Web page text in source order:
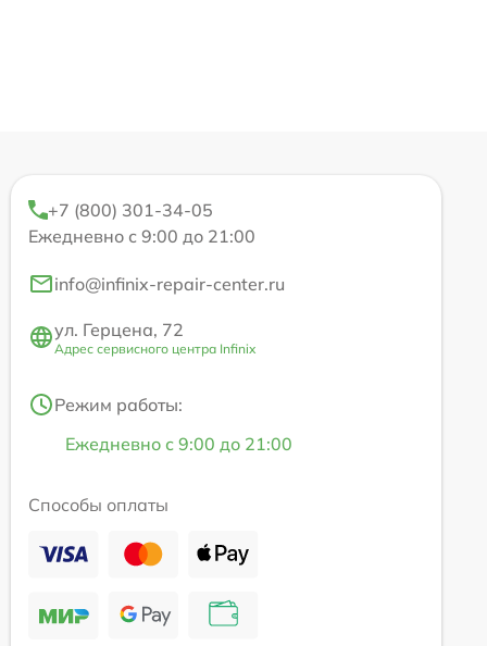
+7 (800) 301-34-05
Ежедневно с 9:00 до 21:00
info@infinix-repair-center.ru
ул. Герцена, 72
Адрес сервисного центра Infinix
Режим работы:
Ежедневно с 9:00 до 21:00
Способы оплаты